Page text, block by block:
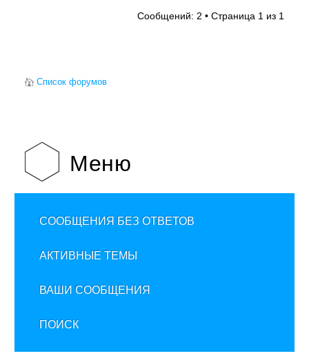
Сообщений: 2 • Страница 1 из 1
Список форумов
Меню
СООБЩЕНИЯ БЕЗ ОТВЕТОВ
АКТИВНЫЕ ТЕМЫ
ВАШИ СООБЩЕНИЯ
ПОИСК